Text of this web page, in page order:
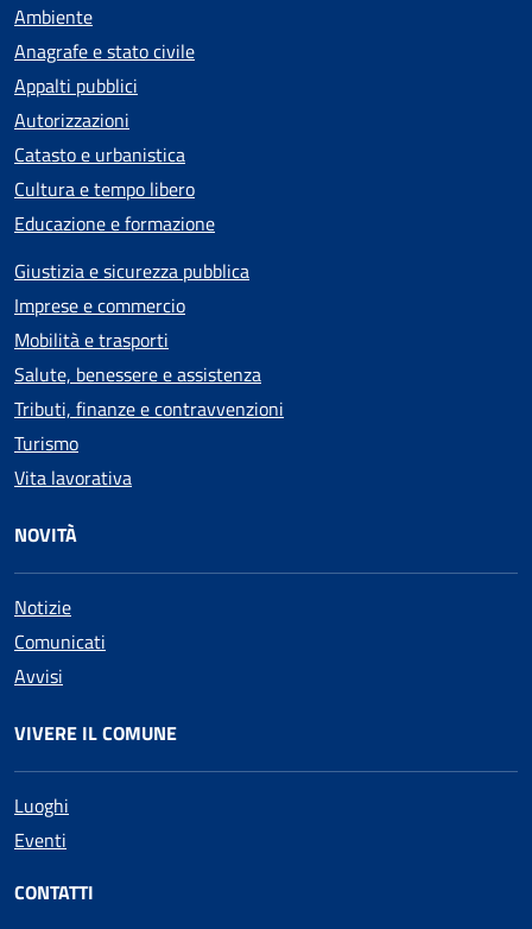
Ambiente
Anagrafe e stato civile
Appalti pubblici
Autorizzazioni
Catasto e urbanistica
Cultura e tempo libero
Educazione e formazione
Giustizia e sicurezza pubblica
Imprese e commercio
Mobilità e trasporti
Salute, benessere e assistenza
Tributi, finanze e contravvenzioni
Turismo
Vita lavorativa
NOVITÀ
Notizie
Comunicati
Avvisi
VIVERE IL COMUNE
Luoghi
Eventi
CONTATTI